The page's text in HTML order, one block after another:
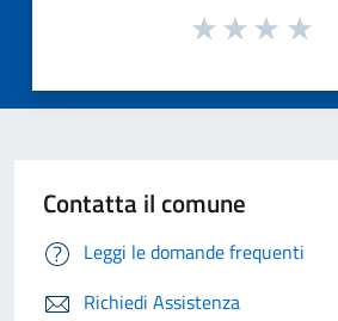
Contatta il comune
Leggi le domande frequenti
Richiedi Assistenza